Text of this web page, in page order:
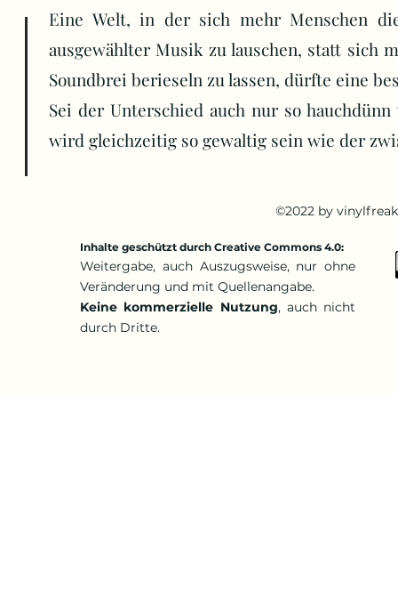
Eine Welt, in der sich mehr Menschen
ausgewählter Musik zu lauschen, statt sich
Soundbrei berieseln zu lassen, dürfte eine
Sei der Unterschied auch nur so
wird gleichzeitig so gewaltig sein wie der
©2022 by
Inhalte geschützt durch Creative Commons 4.0:
Weitergabe, auch Auszugsweise, nur ohne
Veränderung und mit Quellenangabe.
Keine kommerzielle Nutzung, auch nicht
durch Dritte.